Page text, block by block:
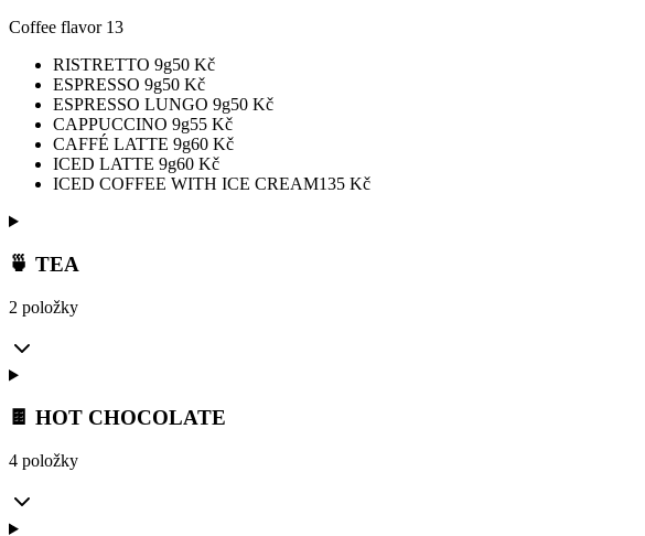
Coffee flavor 13
RISTRETTO 9g50 Kč
ESPRESSO 9g50 Kč
ESPRESSO LUNGO 9g50 Kč
CAPPUCCINO 9g55 Kč
CAFFÉ LATTE 9g60 Kč
ICED LATTE 9g60 Kč
ICED COFFEE WITH ICE CREAM135 Kč
🍵 TEA
2 položky
🍫 HOT CHOCOLATE
4 položky